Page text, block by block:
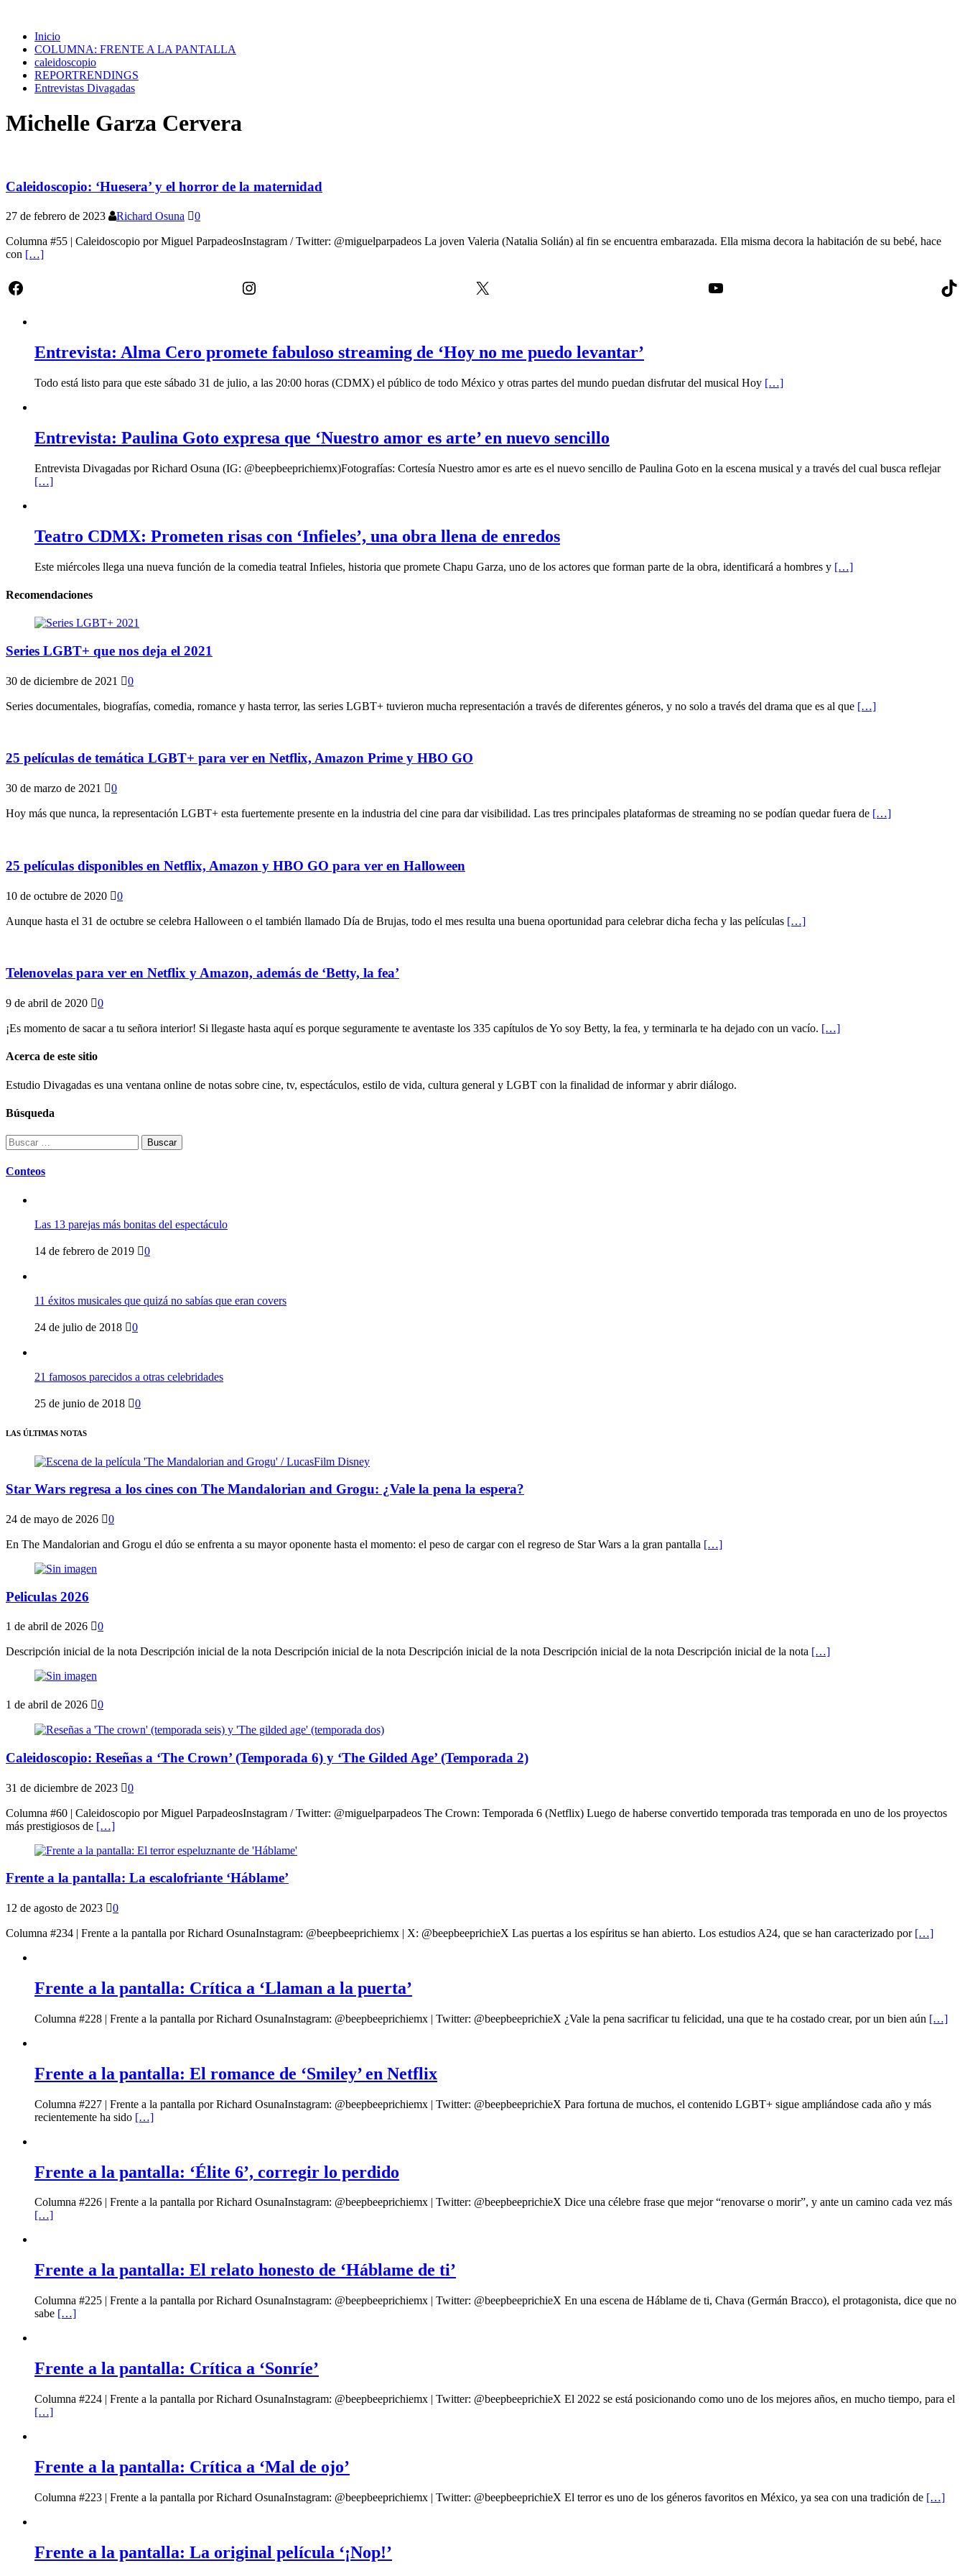
Inicio
COLUMNA: FRENTE A LA PANTALLA
caleidoscopio
REPORTRENDINGS
Entrevistas Divagadas
Michelle Garza Cervera
Caleidoscopio: ‘Huesera’ y el horror de la maternidad
27 de febrero de 2023 Richard Osuna 0
Columna #55 | Caleidoscopio por Miguel ParpadeosInstagram / Twitter: @miguelparpadeos La joven Valeria (Natalia Solián) al fin se encuentra embarazada. Ella misma decora la habitación de su bebé, hace
con […]
Facebook Instagram X YouTube
Entrevista: Alma Cero promete fabuloso streaming de ‘Hoy no me puedo levantar’
Todo está listo para que este sábado 31 de julio, a las 20:00 horas (CDMX) el público de todo México y otras partes del mundo puedan disfrutar del musical Hoy […]
Entrevista: Paulina Goto expresa que ‘Nuestro amor es arte’ en nuevo sencillo
Entrevista Divagadas por Richard Osuna (IG: @beepbeeprichiemx)Fotografías: Cortesía Nuestro amor es arte es el nuevo sencillo de Paulina Goto en la escena musical y a través del cual busca reflejar
[…]
Teatro CDMX: Prometen risas con ‘Infieles’, una obra llena de enredos
Este miércoles llega una nueva función de la comedia teatral Infieles, historia que promete Chapu Garza, uno de los actores que forman parte de la obra, identificará a hombres y […]
Recomendaciones
Series LGBT+ que nos deja el 2021
30 de diciembre de 2021 0
Series documentales, biografías, comedia, romance y hasta terror, las series LGBT+ tuvieron mucha representación a través de diferentes géneros, y no solo a través del drama que es al que […]
25 películas de temática LGBT+ para ver en Netflix, Amazon Prime y HBO GO
30 de marzo de 2021 0
Hoy más que nunca, la representación LGBT+ esta fuertemente presente en la industria del cine para dar visibilidad. Las tres principales plataformas de streaming no se podían quedar fuera de […]
25 películas disponibles en Netflix, Amazon y HBO GO para ver en Halloween
10 de octubre de 2020 0
Aunque hasta el 31 de octubre se celebra Halloween o el también llamado Día de Brujas, todo el mes resulta una buena oportunidad para celebrar dicha fecha y las películas […]
Telenovelas para ver en Netflix y Amazon, además de ‘Betty, la fea’
9 de abril de 2020 0
¡Es momento de sacar a tu señora interior! Si llegaste hasta aquí es porque seguramente te aventaste los 335 capítulos de Yo soy Betty, la fea, y terminarla te ha dejado con un vacío. […]
Acerca de este sitio
Estudio Divagadas es una ventana online de notas sobre cine, tv, espectáculos, estilo de vida, cultura general y LGBT con la finalidad de informar y abrir diálogo.
Búsqueda
Buscar:
Conteos
Las 13 parejas más bonitas del espectáculo
14 de febrero de 2019 0
11 éxitos musicales que quizá no sabías que eran covers
24 de julio de 2018 0
21 famosos parecidos a otras celebridades
25 de junio de 2018 0
LAS ÚLTIMAS NOTAS
Star Wars regresa a los cines con The Mandalorian and Grogu: ¿Vale la pena la espera?
24 de mayo de 2026 0
En The Mandalorian and Grogu el dúo se enfrenta a su mayor oponente hasta el momento: el peso de cargar con el regreso de Star Wars a la gran pantalla […]
Peliculas 2026
1 de abril de 2026 0
Descripción inicial de la nota Descripción inicial de la nota Descripción inicial de la nota Descripción inicial de la nota Descripción inicial de la nota Descripción inicial de la nota […]
1 de abril de 2026 0
Caleidoscopio: Reseñas a ‘The Crown’ (Temporada 6) y ‘The Gilded Age’ (Temporada 2)
31 de diciembre de 2023 0
Columna #60 | Caleidoscopio por Miguel ParpadeosInstagram / Twitter: @miguelparpadeos The Crown: Temporada 6 (Netflix) Luego de haberse convertido temporada tras temporada en uno de los proyectos
más prestigiosos de […]
Frente a la pantalla: La escalofriante ‘Háblame’
12 de agosto de 2023 0
Columna #234 | Frente a la pantalla por Richard OsunaInstagram: @beepbeeprichiemx | X: @beepbeeprichieX Las puertas a los espíritus se han abierto. Los estudios A24, que se han caracterizado por […]
Frente a la pantalla: Crítica a ‘Llaman a la puerta’
Columna #228 | Frente a la pantalla por Richard OsunaInstagram: @beepbeeprichiemx | Twitter: @beepbeeprichieX ¿Vale la pena sacrificar tu felicidad, una que te ha costado crear, por un bien aún […]
Frente a la pantalla: El romance de ‘Smiley’ en Netflix
Columna #227 | Frente a la pantalla por Richard OsunaInstagram: @beepbeeprichiemx | Twitter: @beepbeeprichieX Para fortuna de muchos, el contenido LGBT+ sigue ampliándose cada año y más
recientemente ha sido […]
Frente a la pantalla: ‘Élite 6’, corregir lo perdido
Columna #226 | Frente a la pantalla por Richard OsunaInstagram: @beepbeeprichiemx | Twitter: @beepbeeprichieX Dice una célebre frase que mejor “renovarse o morir”, y ante un camino cada vez más
[…]
Frente a la pantalla: El relato honesto de ‘Háblame de ti’
Columna #225 | Frente a la pantalla por Richard OsunaInstagram: @beepbeeprichiemx | Twitter: @beepbeeprichieX En una escena de Háblame de ti, Chava (Germán Bracco), el protagonista, dice que no
sabe […]
Frente a la pantalla: Crítica a ‘Sonríe’
Columna #224 | Frente a la pantalla por Richard OsunaInstagram: @beepbeeprichiemx | Twitter: @beepbeeprichieX El 2022 se está posicionando como uno de los mejores años, en mucho tiempo, para el
[…]
Frente a la pantalla: Crítica a ‘Mal de ojo’
Columna #223 | Frente a la pantalla por Richard OsunaInstagram: @beepbeeprichiemx | Twitter: @beepbeeprichieX El terror es uno de los géneros favoritos en México, ya sea con una tradición de […]
Frente a la pantalla: La original película ‘¡Nop!’